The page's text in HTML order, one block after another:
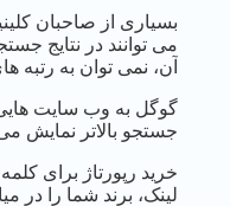
بسیاری از صاحبان
می توانند در نتایج
آن، نمی توان به رتبه
گوگل به وب سایت هایی
جستجو بالاتر نمایش
خرید رپورتاژ برای
لینک، برند شما را در